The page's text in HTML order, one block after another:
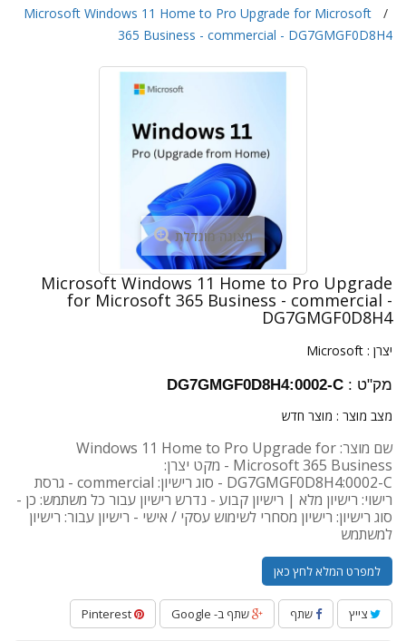
Microsoft Windows 11 Home to Pro Upgrade for Microsoft
365 Business - commercial - DG7GMGF0D8H4
תצוגה מוגדלת
Microsoft Windows 11 Home to Pro Upgrade
for Microsoft 365 Business - commercial -
DG7GMGF0D8H4
יצרן : Microsoft
מק"ט : DG7GMGF0D8H4:0002-C
מצב מוצר : מוצר חדש
שם מוצר: Windows 11 Home to Pro Upgrade for
Microsoft 365 Business - מקט יצרן:
DG7GMGF0D8H4:0002-C - סוג רישיון: commercial - גרסת
רישוי: רישיון מלא | רישיון קבוע - נדרש רישיון עבור כל משתמש: כן -
סוג רישיון: רישיון מסחרי לשימוש עסקי / אישי - רישיון עבור: רישיון
למשתמש
למפרט המלא לחץ כאן
צייץ שתף שתף ב- Google